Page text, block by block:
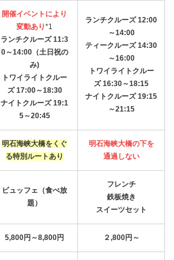
開催イベントにより
変動あり*1
ランチクルーズ 11:3
0～14:00（土日祝の
み)
トワイライトクルー
ズ 17:00～18:30
ナイトクルーズ 19:1
5～20:45
ランチクルーズ 12:00
～14:00
ティークルーズ 14:30
～16:00
トワイライトクルー
ズ 16:30～18:15
ナイトクルーズ 19:15
～21:15
明石海峡大橋をくぐ
る特別ルートあり
明石海峡大橋の下を
通過しない
ビュッフェ（食べ放
題）
フレンチ
鉄板焼き
スイーツセット
5,800円～8,800円 ２,800円～